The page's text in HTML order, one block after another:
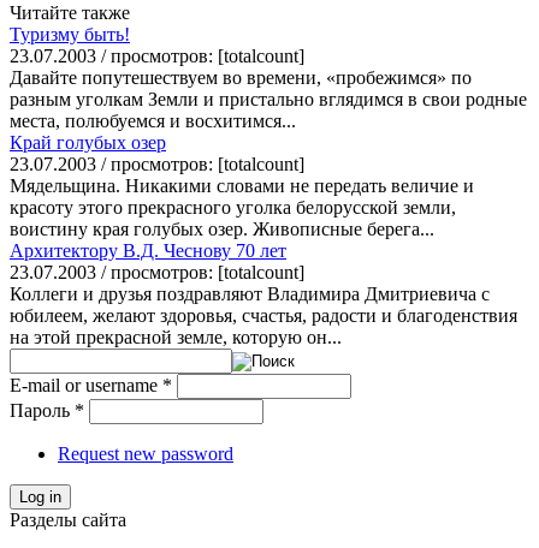
Читайте также
Туризму быть!
23.07.2003 / просмотров: [totalcount]
Давайте попутешествуем во времени, «пробежимся» по
разным уголкам Земли и пристально вглядимся в свои родные
места, полюбуемся и восхитимся...
Край голубых озер
23.07.2003 / просмотров: [totalcount]
Мядельщина. Никакими словами не передать величие и
красоту этого прекрасного уголка белорусской земли,
воистину края голубых озер. Живописные берега...
Архитектору В.Д. Чеснову 70 лет
23.07.2003 / просмотров: [totalcount]
Коллеги и друзья поздравляют Владимира Дмитриевича с
юбилеем, желают здоровья, счастья, радости и благоденствия
на этой прекрасной земле, которую он...
E-mail or username *
Пароль *
Request new password
Log in
Разделы сайта